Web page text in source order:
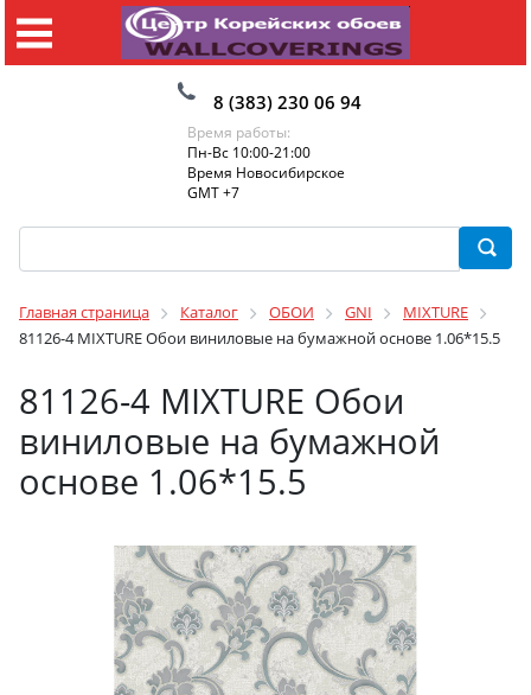
8 (383) 230 06 94
Время работы:
Пн-Вс 10:00-21:00
Время Новосибирское
GMT +7
Главная страница Каталог ОБОИ GNI
MIXTURE
81126-4 MIXTURE Обои виниловые на бумажной основе 1.06*15.5
81126-4 MIXTURE Обои
виниловые на бумажной
основе 1.06*15.5